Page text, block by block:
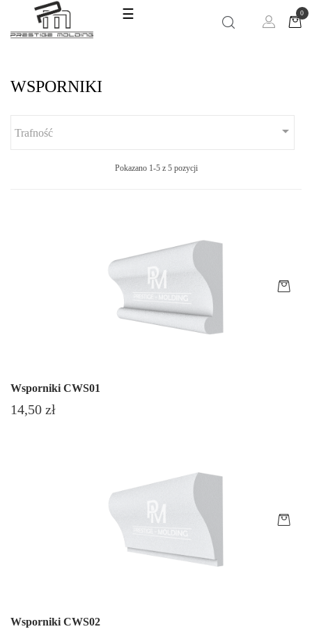
Toggle
☰ 0
WSPORNIKI
Trafność 
Pokazano 1-5 z 5 pozycji
Wsporniki CWS01
Cena
14,50 zł
Wsporniki CWS02